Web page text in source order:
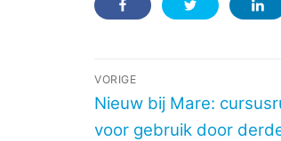
Bericht
navigatie
VORIGE
Vorig
bericht:
Nieuw bij Mare:
voor gebruik door